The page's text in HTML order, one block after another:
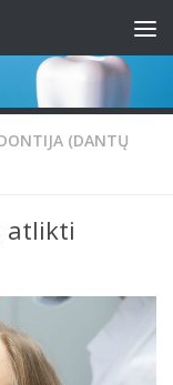
(DANTŲ
atlikti